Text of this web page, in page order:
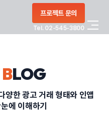
프로젝트 문의
Tel. 02-545-3800
BLOG
한 광고 거래 형태와 인앱
에 이해하기